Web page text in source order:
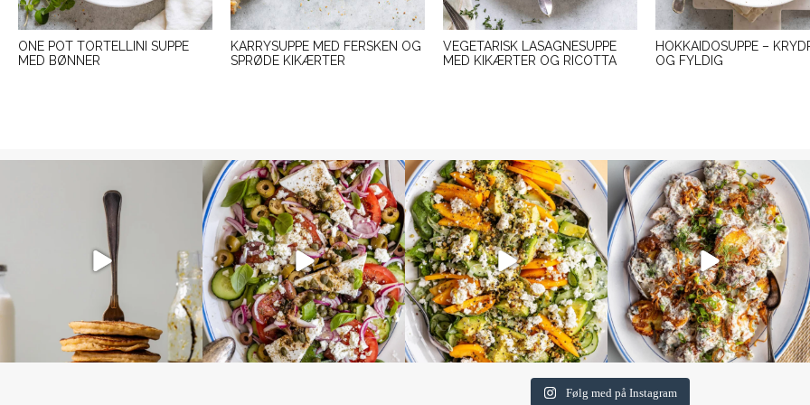
ONE POT TORTELLINI SUPPE
MED BØNNER
KARRYSUPPE MED FERSKEN OG
SPRØDE KIKÆRTER
VEGETARISK LASAGNESUPPE
MED KIKÆRTER OG RICOTTA
HOKKAIDOSUPPE –
OG FYLDIG
Følg med på Instagram